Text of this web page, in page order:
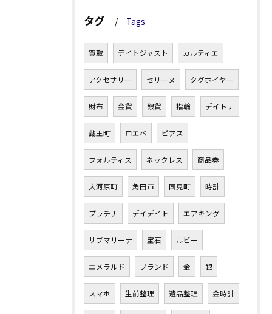
タグ Tags
買取 デイトジャスト カルティエ
アクセサリー セリーヌ タグホイヤー
財布 金貨 銀貨 指輪 デイトナ
蔵王町 ロエベ ピアス
フォルティス ネックレス 商品券
大河原町 角田市 国見町 時計
プラチナ デイデイト エアキング
サブマリーナ 宝石 ルビー
エメラルド ブランド 金 銀
スマホ 生前整理 遺品整理 金時計